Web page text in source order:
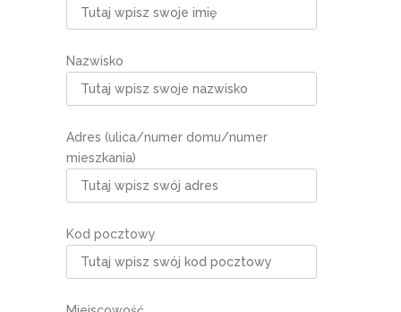
Nazwisko
Adres (ulica/numer domu/numer
mieszkania)
Kod pocztowy